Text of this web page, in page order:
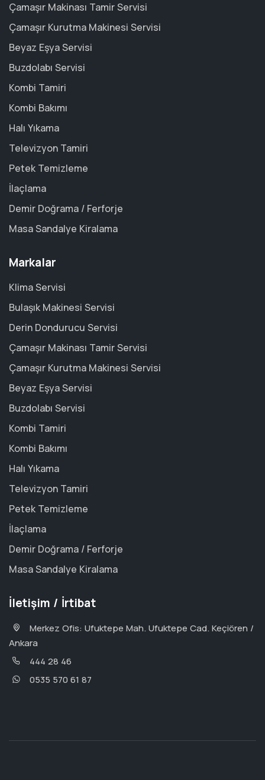
Çamaşır Makinası Tamir Servisi
Çamaşır Kurutma Makinesi Servisi
Beyaz Eşya Servisi
Buzdolabı Servisi
Kombi Tamiri
Kombi Bakımı
Halı Yıkama
Televizyon Tamiri
Petek Temizleme
İlaçlama
Demir Doğrama / Ferforje
Masa Sandalye Kiralama
Markalar
Klima Servisi
Bulaşık Makinesi Servisi
Derin Dondurucu Servisi
Çamaşır Makinası Tamir Servisi
Çamaşır Kurutma Makinesi Servisi
Beyaz Eşya Servisi
Buzdolabı Servisi
Kombi Tamiri
Kombi Bakımı
Halı Yıkama
Televizyon Tamiri
Petek Temizleme
İlaçlama
Demir Doğrama / Ferforje
Masa Sandalye Kiralama
İletişim / İrtibat
Merkez Ofis: Ufuktepe Mah. Ufuktepe Cad. Keçiören /
Ankara
444 28 46
0535 570 61 87